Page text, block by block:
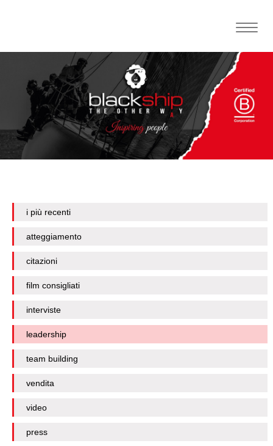
Toggle
i più recenti
atteggiamento
citazioni
film consigliati
interviste
leadership
team building
vendita
video
press